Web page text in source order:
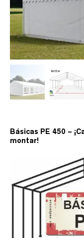
Básicas PE 450 –
montar!